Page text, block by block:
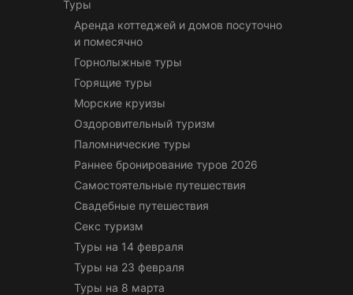
Туры
Аренда коттеджей и домов посуточно
и помесячно
Горнолыжные туры
Горящие туры
Морские круизы
Оздоровительный туризм
Паломнические туры
Раннее бронирование туров 2026
Самостоятельные путешествия
Свадебные путешествия
Секс туризм
Туры на 14 февраля
Туры на 23 февраля
Туры на 8 марта